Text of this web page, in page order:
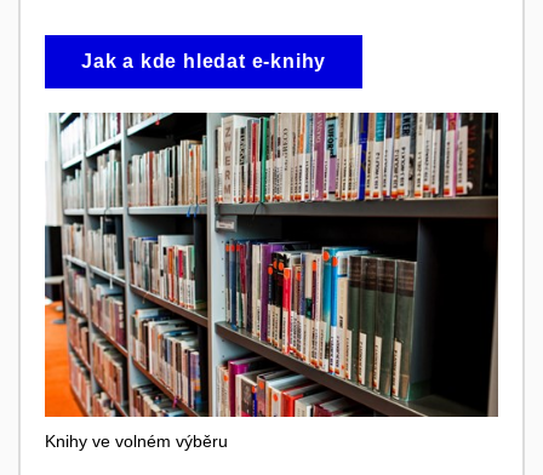
Jak a kde hledat e-knihy
Knihy ve volném výběru